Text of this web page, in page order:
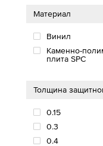
Материал
Винил
Каменно-
плита SPC
Толщина
0.15
0.3
0.4